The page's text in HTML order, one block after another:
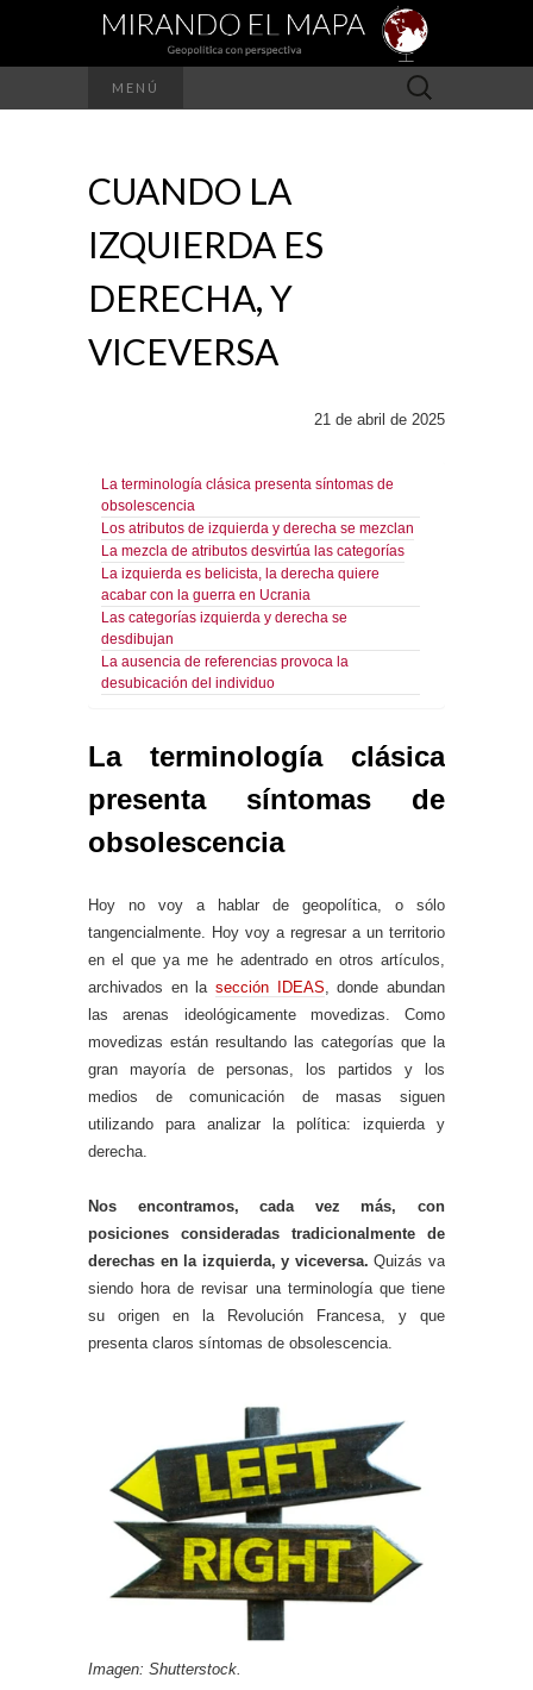
MENÚ Buscar:
CUANDO LA
IZQUIERDA ES
DERECHA, Y
VICEVERSA
21 de abril de 2025
La terminología clásica presenta síntomas de
obsolescencia
Los atributos de izquierda y derecha se mezclan
La mezcla de atributos desvirtúa las categorías
La izquierda es belicista, la derecha quiere
acabar con la guerra en Ucrania
Las categorías izquierda y derecha se
desdibujan
La ausencia de referencias provoca la
desubicación del individuo
La terminología clásica
presenta síntomas de
obsolescencia
Hoy no voy a hablar de geopolítica, o sólo
tangencialmente. Hoy voy a regresar a un territorio
en el que ya me he adentrado en otros artículos,
archivados en la sección IDEAS , donde abundan
las arenas ideológicamente movedizas. Como
movedizas están resultando las categorías que la
gran mayoría de personas, los partidos y los
medios de comunicación de masas siguen
utilizando para analizar la política: izquierda y
derecha.
Nos encontramos, cada vez más, con
posiciones consideradas tradicionalmente de
derechas en la izquierda, y viceversa. Quizás va
siendo hora de revisar una terminología que tiene
su origen en la Revolución Francesa, y que
presenta claros síntomas de obsolescencia.
Imagen: Shutterstock.